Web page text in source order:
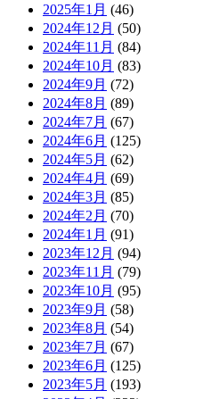
2025年1月 (46)
2024年12月 (50)
2024年11月 (84)
2024年10月 (83)
2024年9月 (72)
2024年8月 (89)
2024年7月 (67)
2024年6月 (125)
2024年5月 (62)
2024年4月 (69)
2024年3月 (85)
2024年2月 (70)
2024年1月 (91)
2023年12月 (94)
2023年11月 (79)
2023年10月 (95)
2023年9月 (58)
2023年8月 (54)
2023年7月 (67)
2023年6月 (125)
2023年5月 (193)